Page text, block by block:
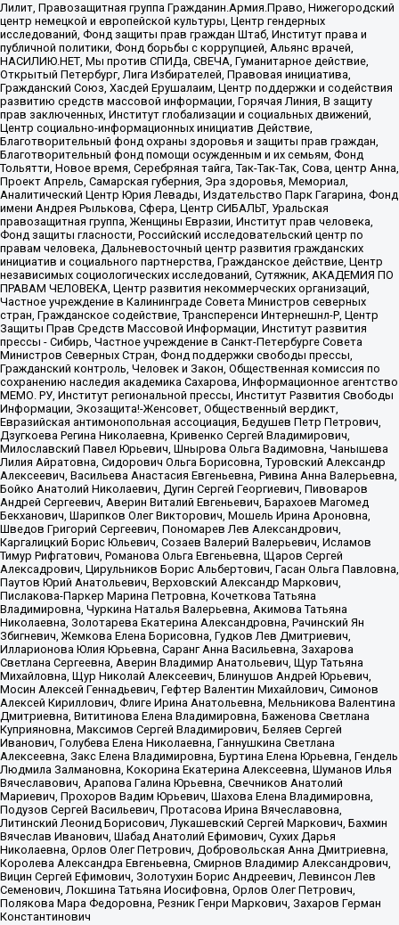
Лилит, Правозащитная группа Гражданин.Армия.Право, Нижегородский
центр немецкой и европейской культуры, Центр гендерных
исследований, Фонд защиты прав граждан Штаб, Институт права и
публичной политики, Фонд борьбы с коррупцией, Альянс врачей,
НАСИЛИЮ.НЕТ, Мы против СПИДа, СВЕЧА, Гуманитарное действие,
Открытый Петербург, Лига Избирателей, Правовая инициатива,
Гражданский Союз, Хасдей Ерушалаим, Центр поддержки и содействия
развитию средств массовой информации, Горячая Линия, В защиту
прав заключенных, Институт глобализации и социальных движений,
Центр социально-информационных инициатив Действие,
Благотворительный фонд охраны здоровья и защиты прав граждан,
Благотворительный фонд помощи осужденным и их семьям, Фонд
Тольятти, Новое время, Серебряная тайга, Так-Так-Так, Сова, центр Анна,
Проект Апрель, Самарская губерния, Эра здоровья, Мемориал,
Аналитический Центр Юрия Левады, Издательство Парк Гагарина, Фонд
имени Андрея Рылькова, Сфера, Центр СИБАЛЬТ, Уральская
правозащитная группа, Женщины Евразии, Институт прав человека,
Фонд защиты гласности, Российский исследовательский центр по
правам человека, Дальневосточный центр развития гражданских
инициатив и социального партнерства, Гражданское действие, Центр
независимых социологических исследований, Сутяжник, АКАДЕМИЯ ПО
ПРАВАМ ЧЕЛОВЕКА, Центр развития некоммерческих организаций,
Частное учреждение в Калининграде Совета Министров северных
стран, Гражданское содействие, Трансперенси Интернешнл-Р, Центр
Защиты Прав Средств Массовой Информации, Институт развития
прессы - Сибирь, Частное учреждение в Санкт-Петербурге Совета
Министров Северных Стран, Фонд поддержки свободы прессы,
Гражданский контроль, Человек и Закон, Общественная комиссия по
сохранению наследия академика Сахарова, Информационное агентство
МЕМО. РУ, Институт региональной прессы, Институт Развития Свободы
Информации, Экозащита!-Женсовет, Общественный вердикт,
Евразийская антимонопольная ассоциация, Бедушев Петр Петрович,
Дзугкоева Регина Николаевна, Кривенко Сергей Владимирович,
Милославский Павел Юрьевич, Шнырова Ольга Вадимовна, Чанышева
Лилия Айратовна, Сидорович Ольга Борисовна, Туровский Александр
Алексеевич, Васильева Анастасия Евгеньевна, Ривина Анна Валерьевна,
Бойко Анатолий Николаевич, Дугин Сергей Георгиевич, Пивоваров
Андрей Сергеевич, Аверин Виталий Евгеньевич, Барахоев Магомед
Бекханович, Шарипков Олег Викторович, Мошель Ирина Ароновна,
Шведов Григорий Сергеевич, Пономарев Лев Александрович,
Каргалицкий Борис Юльевич, Созаев Валерий Валерьевич, Исламов
Тимур Рифгатович, Романова Ольга Евгеньевна, Щаров Сергей
Алексадрович, Цирульников Борис Альбертович, Гасан Ольга Павловна,
Паутов Юрий Анатольевич, Верховский Александр Маркович,
Пислакова-Паркер Марина Петровна, Кочеткова Татьяна
Владимировна, Чуркина Наталья Валерьевна, Акимова Татьяна
Николаевна, Золотарева Екатерина Александровна, Рачинский Ян
Збигневич, Жемкова Елена Борисовна, Гудков Лев Дмитриевич,
Илларионова Юлия Юрьевна, Саранг Анна Васильевна, Захарова
Светлана Сергеевна, Аверин Владимир Анатольевич, Щур Татьяна
Михайловна, Щур Николай Алексеевич, Блинушов Андрей Юрьевич,
Мосин Алексей Геннадьевич, Гефтер Валентин Михайлович, Симонов
Алексей Кириллович, Флиге Ирина Анатольевна, Мельникова Валентина
Дмитриевна, Вититинова Елена Владимировна, Баженова Светлана
Куприяновна, Максимов Сергей Владимирович, Беляев Сергей
Иванович, Голубева Елена Николаевна, Ганнушкина Светлана
Алексеевна, Закс Елена Владимировна, Буртина Елена Юрьевна, Гендель
Людмила Залмановна, Кокорина Екатерина Алексеевна, Шуманов Илья
Вячеславович, Арапова Галина Юрьевна, Свечников Анатолий
Мариевич, Прохоров Вадим Юрьевич, Шахова Елена Владимировна,
Подузов Сергей Васильевич, Протасова Ирина Вячеславовна,
Литинский Леонид Борисович, Лукашевский Сергей Маркович, Бахмин
Вячеслав Иванович, Шабад Анатолий Ефимович, Сухих Дарья
Николаевна, Орлов Олег Петрович, Добровольская Анна Дмитриевна,
Королева Александра Евгеньевна, Смирнов Владимир Александрович,
Вицин Сергей Ефимович, Золотухин Борис Андреевич, Левинсон Лев
Семенович, Локшина Татьяна Иосифовна, Орлов Олег Петрович,
Полякова Мара Федоровна, Резник Генри Маркович, Захаров Герман
Константинович